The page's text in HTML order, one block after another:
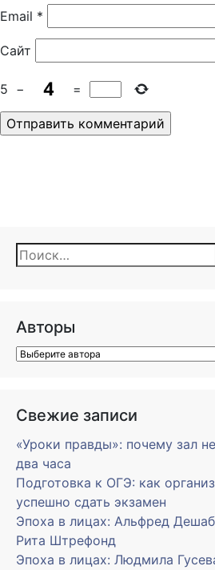
Email *
Сайт
5 − =
Найти:
Авторы
Свежие записи
«Уроки правды»: почему зал
два часа
Подготовка к ОГЭ: как
успешно сдать экзамен
Эпоха в лицах: Альфред
Рита Штрефонд
Эпоха в лицах: Людмила